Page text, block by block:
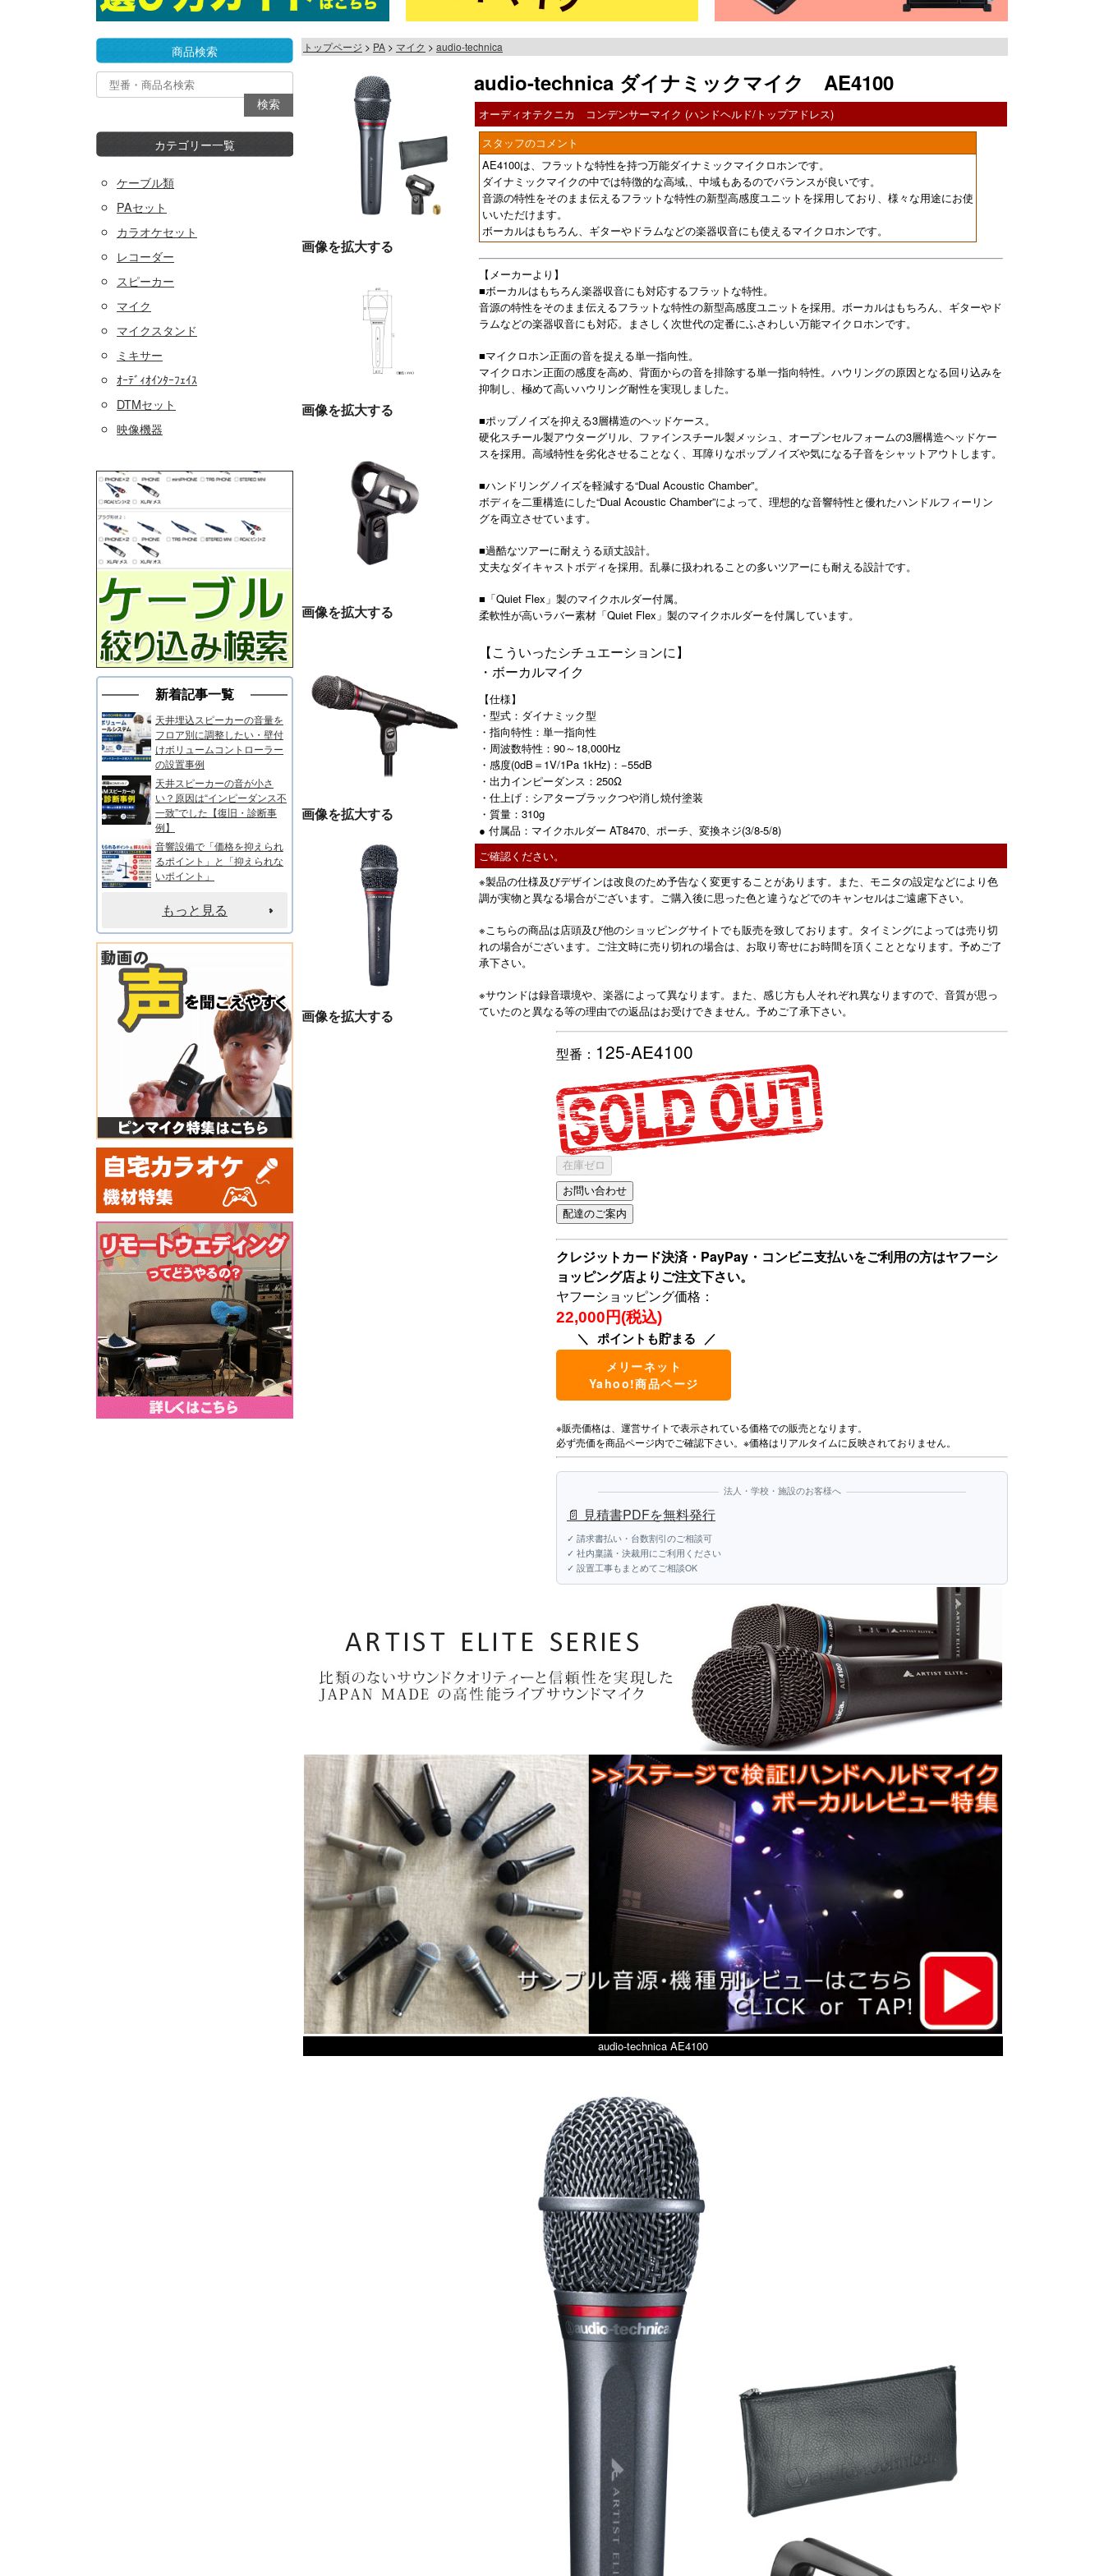
トップページ PA マイク audio-technica
画像を拡大する
画像を拡大する
画像を拡大する
画像を拡大する
画像を拡大する
audio-technica ダイナミックマイク AE4100
オーディオテクニカ コンデンサーマイク (ハンドヘルド/トップアドレス)
スタッフのコメント
AE4100は、フラットな特性を持つ万能ダイナミックマイクロホンです。
ダイナミックマイクの中では特徴的な高域,、中域もあるのでバランスが良いです。
音源の特性をそのまま伝えるフラットな特性の新型高感度ユニットを採用しており、様々な用途にお使
いいただけます。
ボーカルはもちろん、ギターやドラムなどの楽器収音にも使えるマイクロホンです。
【メーカーより】
■ボーカルはもちろん楽器収音にも対応するフラットな特性。
音源の特性をそのまま伝えるフラットな特性の新型高感度ユニットを採用。ボーカルはもちろん、ギターやド
ラムなどの楽器収音にも対応。まさしく次世代の定番にふさわしい万能マイクロホンです。
■マイクロホン正面の音を捉える単一指向性。
マイクロホン正面の感度を高め、背面からの音を排除する単一指向特性。ハウリングの原因となる回り込みを
抑制し、極めて高いハウリング耐性を実現しました。
■ポップノイズを抑える3層構造のヘッドケース。
硬化スチール製アウターグリル、ファインスチール製メッシュ、オープンセルフォームの3層構造ヘッドケー
スを採用。高域特性を劣化させることなく、耳障りなポップノイズや気になる子音をシャットアウトします。
■ハンドリングノイズを軽減する“Dual Acoustic Chamber”。
ボディを二重構造にした“Dual Acoustic Chamber”によって、理想的な音響特性と優れたハンドルフィーリン
グを両立させています。
■過酷なツアーに耐えうる頑丈設計。
丈夫なダイキャストボディを採用。乱暴に扱われることの多いツアーにも耐える設計です。
■「Quiet Flex」製のマイクホルダー付属。
柔軟性が高いラバー素材「Quiet Flex」製のマイクホルダーを付属しています。
【こういったシチュエーションに】
・ボーカルマイク
【仕様】
・型式：ダイナミック型
・指向特性：単一指向性
・周波数特性：90～18,000Hz
・感度(0dB＝1V/1Pa 1kHz)：−55dB
・出力インピーダンス：250Ω
・仕上げ：シアターブラックつや消し焼付塗装
・質量：310g
● 付属品：マイクホルダー AT8470、ポーチ、変換ネジ(3/8-5/8)
ご確認ください。
※製品の仕様及びデザインは改良のため予告なく変更することがあります。また、モニタの設定などにより色
調が実物と異なる場合がございます。ご購入後に思った色と違うなどでのキャンセルはご遠慮下さい。
※こちらの商品は店頭及び他のショッピングサイトでも販売を致しております。タイミングによっては売り切
れの場合がございます。ご注文時に売り切れの場合は、お取り寄せにお時間を頂くこととなります。予めご了
承下さい。
※サウンドは録音環境や、楽器によって異なります。また、感じ方も人それぞれ異なりますので、音質が思っ
ていたのと異なる等の理由での返品はお受けできません。予めご了承下さい。
型番： 125-AE4100
在庫ゼロ
クレジットカード決済・PayPay・コンビニ支払いをご利用の方はヤフーシ
ョッピング店よりご注文下さい。
ヤフーショッピング価格：
22,000円(税込)
ポイントも貯まる
メリーネット
Yahoo!商品ページ
※販売価格は、運営サイトで表示されている価格での販売となります。
必ず売価を商品ページ内でご確認下さい。※価格はリアルタイムに反映されておりません。
法人・学校・施設のお客様へ
📄 見積書PDFを無料発行
✓ 請求書払い・台数割引のご相談可
✓ 社内稟議・決裁用にご利用ください
✓ 設置工事もまとめてご相談OK
audio-technica AE4100
商品検索
カテゴリー一覧
ケーブル類
PAセット
カラオケセット
レコーダー
スピーカー
マイク
マイクスタンド
ミキサー
ｵｰﾃﾞｨｵｲﾝﾀｰﾌｪｲｽ
DTMセット
映像機器
新着記事一覧
天井埋込スピーカーの音量を
フロア別に調整したい・壁付
けボリュームコントローラー
の設置事例
天井スピーカーの音が小さ
い？原因は“インピーダンス不
一致”でした【復旧・診断事
例】
音響設備で「価格を抑えられ
るポイント」と「抑えられな
いポイント」
もっと見る